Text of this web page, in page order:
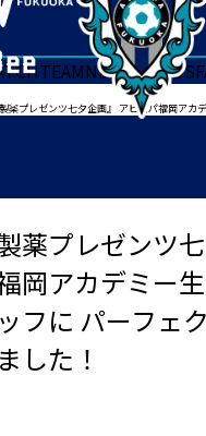
TEAMNEWSGOODS
プレゼンツ七夕企画』 アビスパ福岡アカデミー生とボランティア
薬プレゼンツ
岡アカデミー
フに パーフェ
した！